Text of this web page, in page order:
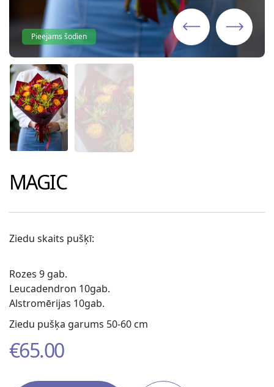
Pieejams šodien
MAGIC
Ziedu skaits pušķī:
Rozes 9 gab.
Leucadendron 10gab.
Alstromērijas 10gab.
Ziedu pušķa garums 50-60 cm
€65.00